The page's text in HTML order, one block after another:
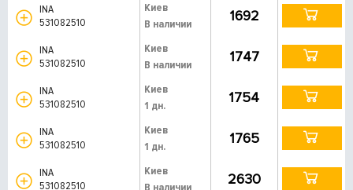
INA
531082510
Киев
В наличии
1692
INA
531082510
Киев
В наличии
1747
INA
531082510
Киев
1 дн.
1754
INA
531082510
Киев
1 дн.
1765
INA
531082510
Киев
2630